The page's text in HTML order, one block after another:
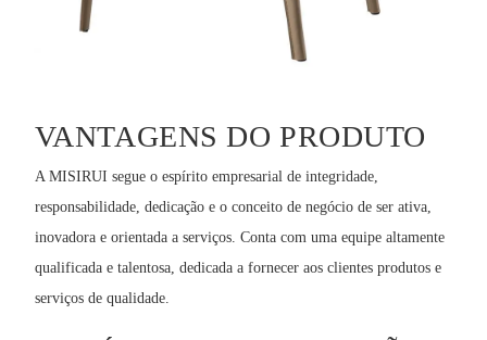
VANTAGENS DO PRODUTO
A MISIRUI segue o espírito empresarial de integridade,
responsabilidade, dedicação e o conceito de negócio de ser ativa,
inovadora e orientada a serviços. Conta com uma equipe altamente
qualificada e talentosa, dedicada a fornecer aos clientes produtos e
serviços de qualidade.